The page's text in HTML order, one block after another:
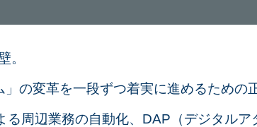
。
の変革を一段ずつ着実に進めるための
周辺業務の自動化、DAP（デジタル